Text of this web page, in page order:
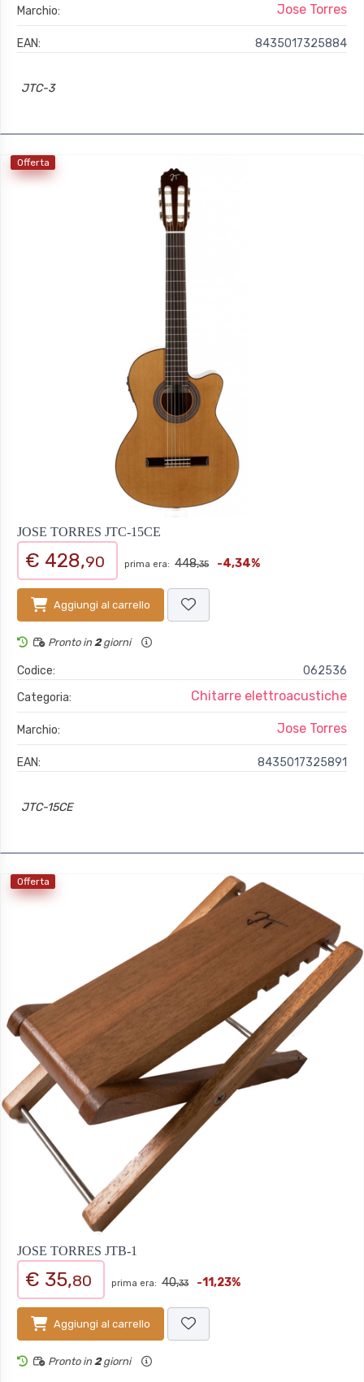
Marchio: Jose Torres
EAN: 8435017325884
JTC-3
Offerta
JOSE TORRES JTC-15CE
€ 428,90 prima era: 448,35 -4,34%
Aggiungi al carrello
Pronto in 2giorni
Codice:
062536
Categoria:
Chitarre elettroacustiche
Marchio: Jose Torres
EAN: 8435017325891
JTC-15CE
Offerta
JOSE TORRES JTB-1
€ 35,80 prima era: 40,33 -11,23%
Aggiungi al carrello
Pronto in 2giorni